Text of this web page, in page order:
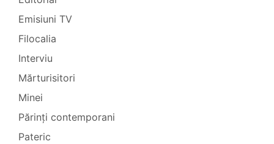
Emisiuni TV
Filocalia
Interviu
Mărturisitori
Minei
Părinți contemporani
Pateric